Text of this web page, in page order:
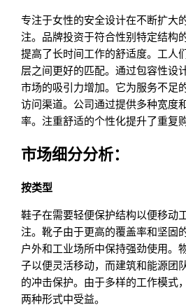
专注于女性的安全设计在不断扩大
注。品牌投资于符合性别特定结构
提高了长时间工作的舒适度。工人
层之间更好的匹配。通过包容性设
市场的吸引力增加。它为服务不足
访问渠道。公司通过提供多种宽度
率。注重舒适的个性化提升了重复
市场细分分析：
按类型
鞋子在需要轻便保护结构以便移动
注。靴子由于更高的覆盖率和坚固
户外和工业场所中保持强劲使用。
子以便灵活移动，而建筑和能源团
的冲击保护。由于多样的工作模式
两种形式中受益。